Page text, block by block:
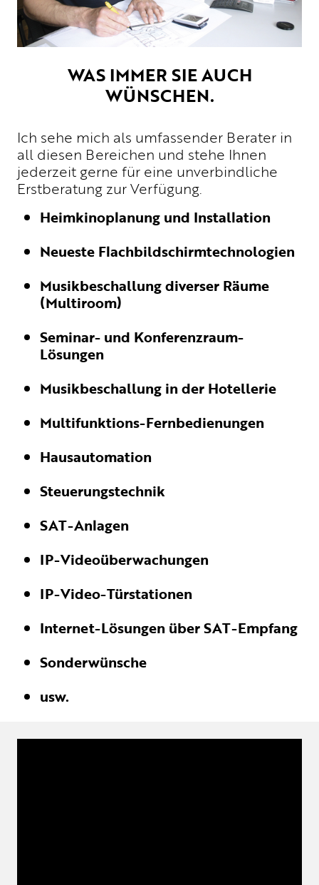
WAS IMMER SIE AUCH
WÜNSCHEN.
Ich sehe mich als umfassender Berater in
all diesen Bereichen und stehe Ihnen
jederzeit gerne für eine unverbindliche
Erstberatung zur Verfügung.
Heimkinoplanung und Installation
Neueste Flachbildschirmtechnologien
Musikbeschallung diverser Räume
(Multiroom)
Seminar- und Konferenzraum-
Lösungen
Musikbeschallung in der Hotellerie
Multifunktions-Fernbedienungen
Hausautomation
Steuerungstechnik
SAT-Anlagen
IP-Videoüberwachungen
IP-Video-Türstationen
Internet-Lösungen über SAT-Empfang
Sonderwünsche
usw.